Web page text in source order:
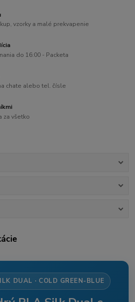
vzorky a malé prekvapenie
do 16:00 - Packeta
chate alebo tel. čísle
za všetko
DUAL · COLD GREEN-BLUE